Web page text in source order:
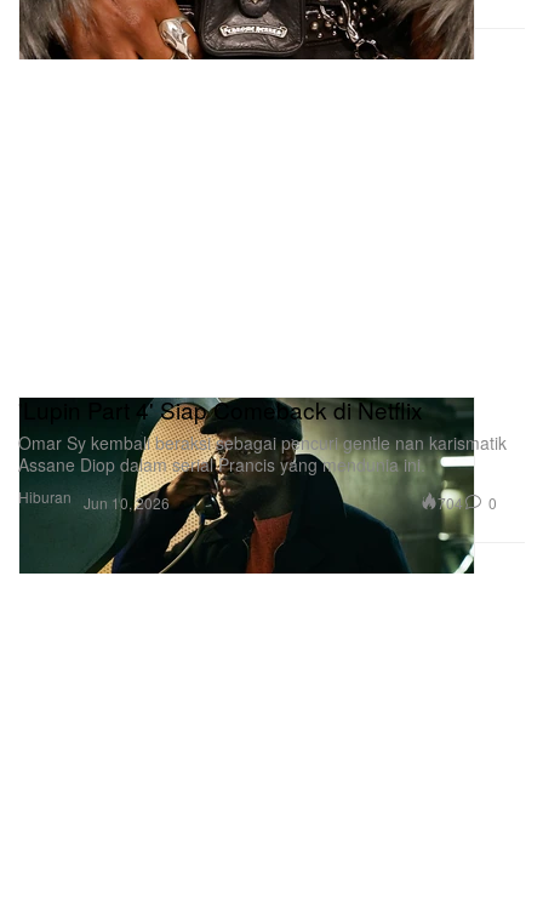
Hiburan
'Lupin Part 4' Siap Comeback di Netflix
Omar Sy kembali beraksi sebagai pencuri gentle nan karismatik
Assane Diop dalam serial Prancis yang mendunia ini.
Jun 10, 2026 704 0